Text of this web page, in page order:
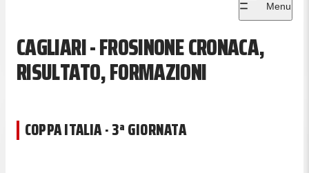
Menu
CAGLIARI - FROSINONE CRONACA,
RISULTATO, FORMAZIONI
COPPA ITALIA · 3ª GIORNATA